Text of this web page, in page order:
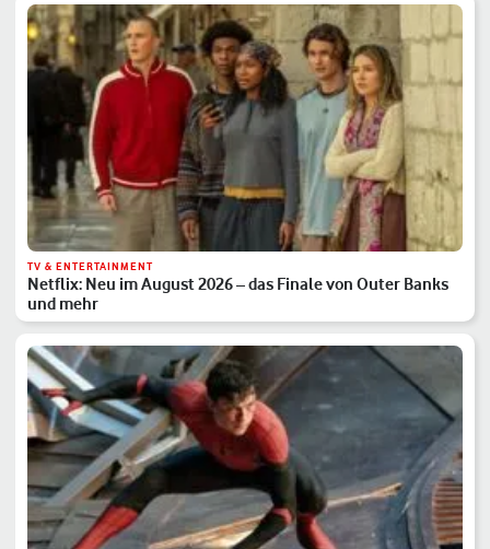
TV & ENTERTAINMENT
Netflix: Neu im August 2026 – das Finale von Outer Banks
und mehr